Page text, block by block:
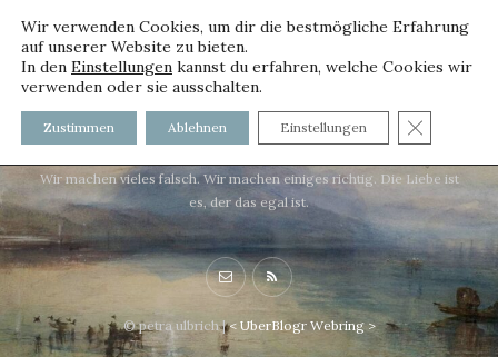
voller worte - mit und ohne
Innenfutter
Wir machen vieles falsch. Wir machen einiges richtig. Die Liebe ist
es, der das egal ist.
© petra ulbrich |< UberBlogr Webring >
Wir verwenden Cookies, um dir die bestmögliche Erfahrung
auf unserer Website zu bieten.
In den Einstellungen kannst du erfahren, welche Cookies wir
verwenden oder sie ausschalten.
Zustimmen Ablehnen Einstellungen GDPR